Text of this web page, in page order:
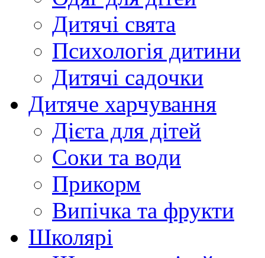
Дитячі свята
Психологія дитини
Дитячі садочки
Дитяче харчування
Дієта для дітей
Соки та води
Прикорм
Випічка та фрукти
Школярі